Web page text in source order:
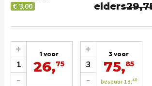
elders
€ 3,00
1
-
+ 1 voor
26,75 3
-
+ 3 voor
75,85
bespaar 13,40